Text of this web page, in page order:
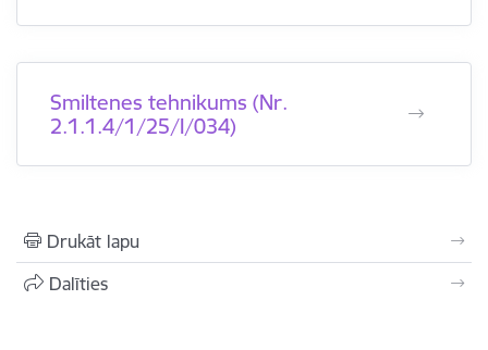
Smiltenes tehnikums (Nr.
2.1.1.4/1/25/I/034)
Drukāt lapu
Dalīties